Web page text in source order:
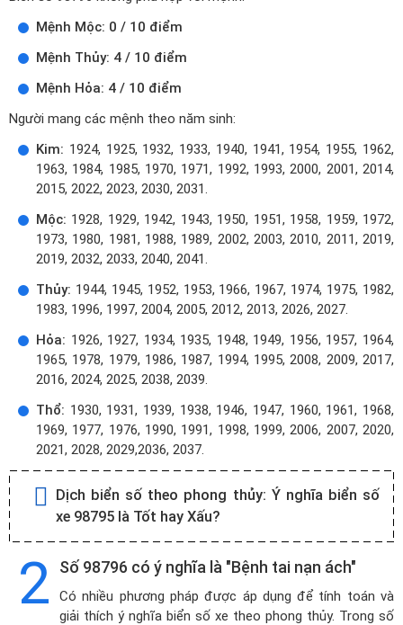
Mệnh Mộc: 0 / 10 điểm
Mệnh Thủy: 4 / 10 điểm
Mệnh Hỏa: 4 / 10 điểm
Người mang các mệnh theo năm sinh:
Kim: 1924, 1925, 1932, 1933, 1940, 1941, 1954, 1955, 1962,
1963, 1984, 1985, 1970, 1971, 1992, 1993, 2000, 2001, 2014,
2015, 2022, 2023, 2030, 2031.
Mộc: 1928, 1929, 1942, 1943, 1950, 1951, 1958, 1959, 1972,
1973, 1980, 1981, 1988, 1989, 2002, 2003, 2010, 2011, 2019,
2019, 2032, 2033, 2040, 2041.
Thủy: 1944, 1945, 1952, 1953, 1966, 1967, 1974, 1975, 1982,
1983, 1996, 1997, 2004, 2005, 2012, 2013, 2026, 2027.
Hỏa: 1926, 1927, 1934, 1935, 1948, 1949, 1956, 1957, 1964,
1965, 1978, 1979, 1986, 1987, 1994, 1995, 2008, 2009, 2017,
2016, 2024, 2025, 2038, 2039.
Thổ: 1930, 1931, 1939, 1938, 1946, 1947, 1960, 1961, 1968,
1969, 1977, 1976, 1990, 1991, 1998, 1999, 2006, 2007, 2020,
2021, 2028, 2029,2036, 2037.
Dịch biển số theo phong thủy: Ý nghĩa biển số
xe 98795 là Tốt hay Xấu?
2 Số 98796 có ý nghĩa là "Bệnh tai nạn ách"
Có nhiều phương pháp được áp dụng để tính toán và
giải thích ý nghĩa biển số xe theo phong thủy. Trong số